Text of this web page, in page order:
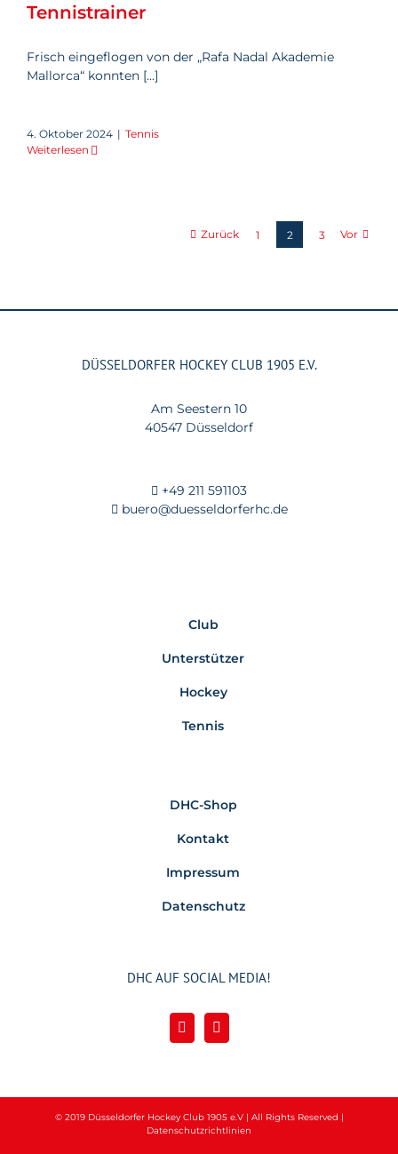
Tennistrainer
Frisch eingeflogen von der „Rafa Nadal Akademie
Mallorca“ konnten [...]
4. Oktober 2024 | Tennis
Weiterlesen
Zurück 1 2 3 Vor
DÜSSELDORFER HOCKEY CLUB 1905 E.V.
Am Seestern 10
40547 Düsseldorf
+49 211 591103
buero@duesseldorferhc.de
Club
Unterstützer
Hockey
Tennis
DHC-Shop
Kontakt
Impressum
Datenschutz
DHC AUF SOCIAL MEDIA!
© 2019 Düsseldorfer Hockey Club 1905 e.V | All Rights Reserved |
Datenschutzrichtlinien